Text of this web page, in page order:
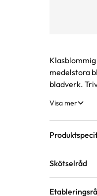
medelstora
bladverk.
Visa mer
Krukstorlek
Skötselråd